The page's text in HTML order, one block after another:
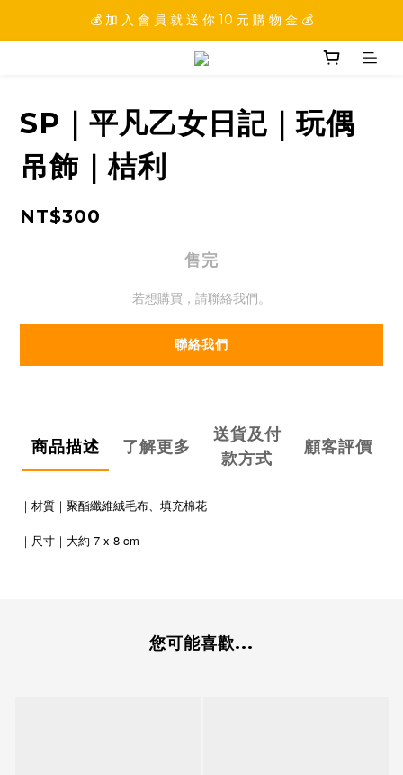
💰 加 入 會 員 就 送 你 10 元 購 物 金 💰
💰 加 入 會 員 就 送 你 10 元 購 物 金 💰
💰 填 寫 完 整 會 員 資 訊 再 送 點 數 22222 點 💰
SP｜平凡乙女日記｜玩偶
吊飾｜桔利
NT$300
售完
若想購買，請聯絡我們。
聯絡我們
商品描述 了解更多
送貨及付
款方式
顧客評價
｜材質｜聚酯纖維絨毛布、填充棉花
｜ 尺寸 ｜ 大約 7 x 8 cm
您可能喜歡...